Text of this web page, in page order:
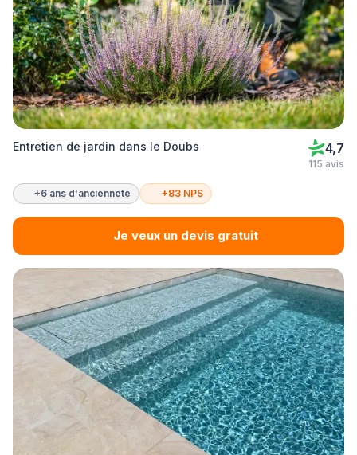
Entretien de jardin dans le Doubs 4,7
115 avis
+6 ans d'ancienneté +83 NPS
Je veux un devis gratuit